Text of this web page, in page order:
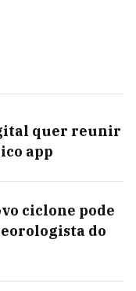
quer reunir
app
ciclone pode
do